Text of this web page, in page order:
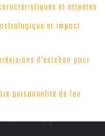
et attentes
et impact
d’esteban pour
personnalité de feu